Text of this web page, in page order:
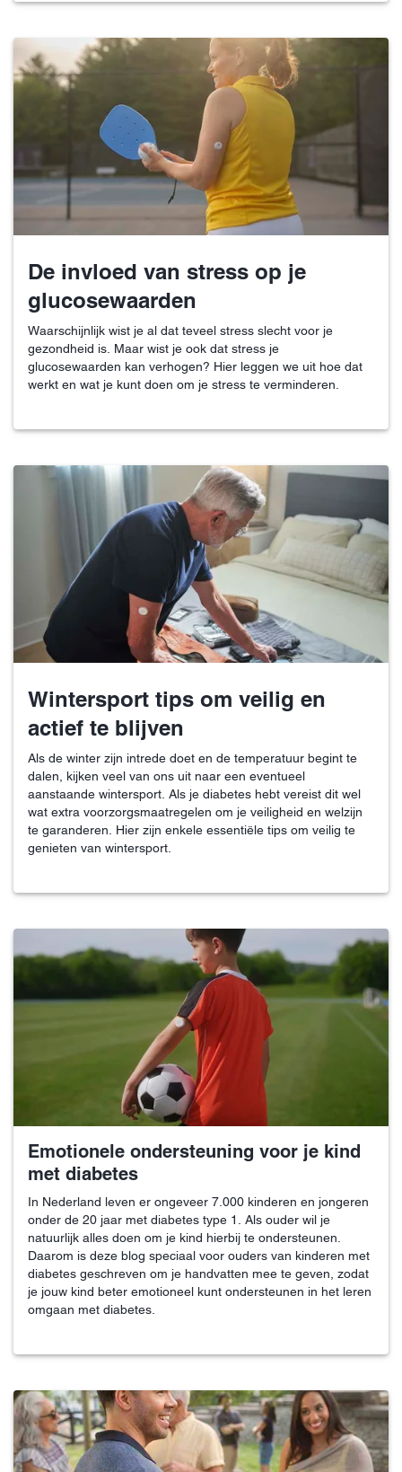
De invloed van stress op je
glucosewaarden
Waarschijnlijk wist je al dat teveel stress slecht voor je
gezondheid is. Maar wist je ook dat stress je
glucosewaarden kan verhogen? Hier leggen we uit hoe dat
werkt en wat je kunt doen om je stress te verminderen.
Wintersport tips om veilig en
actief te blijven
Als de winter zijn intrede doet en de temperatuur begint te
dalen, kijken veel van ons uit naar een eventueel
aanstaande wintersport. Als je diabetes hebt vereist dit wel
wat extra voorzorgsmaatregelen om je veiligheid en welzijn
te garanderen. Hier zijn enkele essentiële tips om veilig te
genieten van wintersport.
Emotionele ondersteuning voor je kind
met diabetes
In Nederland leven er ongeveer 7.000 kinderen en jongeren
onder de 20 jaar met diabetes type 1. Als ouder wil je
natuurlijk alles doen om je kind hierbij te ondersteunen.
Daarom is deze blog speciaal voor ouders van kinderen met
diabetes geschreven om je handvatten mee te geven, zodat
je jouw kind beter emotioneel kunt ondersteunen in het leren
omgaan met diabetes.